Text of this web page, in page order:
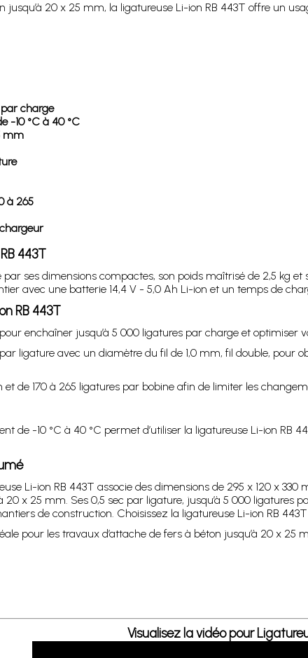
jusqu’à 20 x 25 mm, la ligatureuse Li-ion RB 443T offre un
charge
-10 °C à 40 °C
mm
à 265
443T
ses dimensions compactes, son poids maîtrisé de 2,5 kg
avec une batterie 14,4 V - 5,0 Ah Li-ion et un temps de
RB 443T
enchaîner jusqu’à 5 000 ligatures par charge et optimiser
ligature avec un diamètre du fil de 1,0 mm, fil double, pour
et de 170 à 265 ligatures par bobine afin de limiter les
de -10 °C à 40 °C permet d’utiliser la ligatureuse Li-ion RB
Li-ion RB 443T associe des dimensions de 295 x 120 x
20 x 25 mm. Ses 0,5 sec par ligature, jusqu’à 5 000
de construction. Choisissez la ligatureuse Li-ion RB
pour les travaux d’attache de fers à béton jusqu’à 20 x 25
Visualisez la vidéo pour